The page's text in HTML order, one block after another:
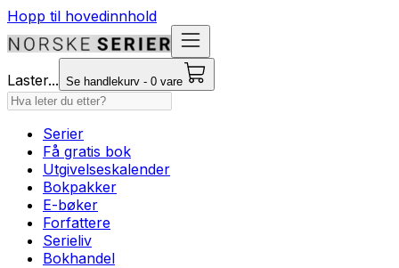
Hopp til hovedinnhold
Laster... Se handlekurv - 0 vare
Serier
Få gratis bok
Utgivelseskalender
Bokpakker
E-bøker
Forfattere
Serieliv
Bokhandel